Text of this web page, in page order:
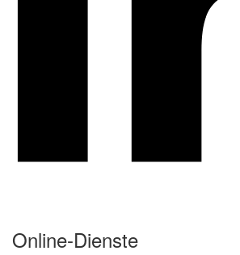
Online-Dienste